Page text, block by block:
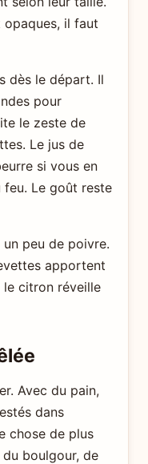
opaques, il faut
dès le départ. Il
pour
le zeste de
Le jus de
si vous en
Le goût reste
peu de poivre.
apportent
le citron réveille
Avec du pain,
dans
chose de plus
boulgour, de